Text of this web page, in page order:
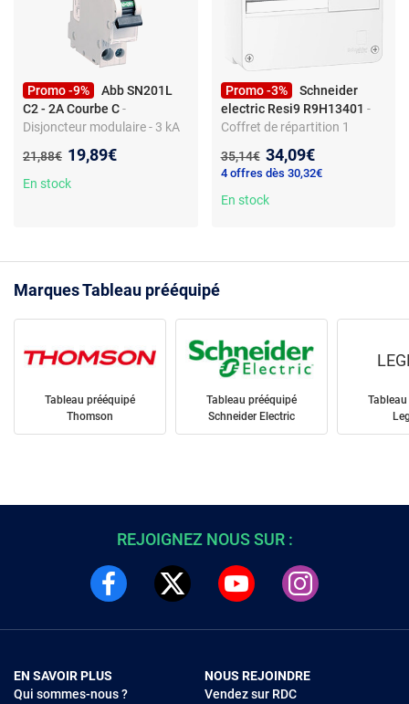
Promo -9%
Abb SN201L
C2 - 2A Courbe C-
Disjoncteur modulaire - 3 kA
C - Bornes à vis - Porte-
étiquette intégré
Ancien prix :
21,88€ Nouveau prix :
19,89€
En stock
Promo -3%
Schneider
electric Resi9 R9H13401 -
Coffret de répartition 1
non précâblé - plastique -
bornier terre inclus - rail DIN -
obturateurs et kit de
Ancien prix :
35,14€ Nouveau prix :
34,09€
4 offres dès 30,32€
En stock
Marques Tableau prééquipé
Tableau prééquipé
Thomson
Tableau prééquipé
Schneider Electric
REJOIGNEZ NOUS SUR :
EN SAVOIR PLUS
Qui sommes-nous ?
NOUS REJOINDRE
Vendez sur RDC